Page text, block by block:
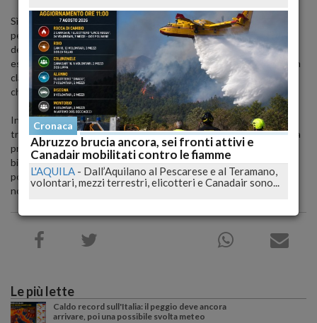
Sì, perchè proprio nel corso del match di ieri i biancazzurri hanno
pensato ad un eventuale ritorno di Ciro Immobile in Abruzzo: il re
dei bomber della scorsa serie Bwin (28 gol), infatti, non sembra
essere sicuro del proprio futuro a Genova e non è da escludere un
clamoroso ritorno dell'attaccante di Torre Annunziata nella città
che lo ha consacrato definitivamente.
Intanto, per un possibile arrivo, c'è una possibile partenza: si
tratterebbe di Ante Vukusic. Il giocatore, che ieri ha trovato la sua
prima rete stagionale, sarebbe inseguito dal Wolfsburg:: tuttavia,
bisognerà comunque aspettare il Natale prima che le trattative
possano iniziare a decollare e chissà se sotto l'albero biancazzurro
non ci sia un bel ciuffo biondo per il girone di ritorno...
Le più lette
Caldo record sull'Italia: il peggio deve ancora
arrivare, poi una possibile svolta meteo
Cronaca
Abruzzo brucia ancora, sei fronti attivi e
Canadair mobilitati contro le fiamme
L'AQUILA - Dall’Aquilano al Pescarese e al Teramano,
volontari, mezzi terrestri, elicotteri e Canadair sono...